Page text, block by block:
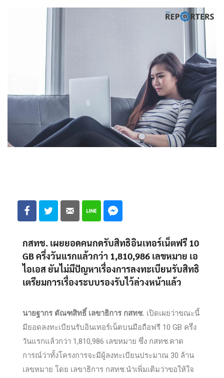
กสทช. เผยยอดคนกดรับสิทธิอินเทอร์เน็ตฟรี 10
GB ครึ่งวันแรกแล้วกว่า 1,810,986 เลขหมาย เอ
ไอเอส ยันไม่มีปัญหาเรื่องการลงทะเบียนรับสิทธิ
เตรียมการเรื่องระบบรองรับไว้ล่วงหน้าแล้ว
นายฐากร ตัณฑสิทธิ์ เลขาธิการ กสทช. เปิดเผยว่าขณะนี้
มียอดลงทะเบียนรับอินเทอร์เน็ตบนมือถือฟรี 10 GB ครึ่ง
วันแรกแล้วกว่า 1,810,986 เลขหมาย ซึ่ง กสทช.คาด
การณ์ว่าทั้งโครงการจะมีผู้ลงทะเบียนประมาณ 30 ล้าน
เลขหมาย โดย เลขาธิการ กสทช.นำเพิ่มเติมว่าขอให้ใจ